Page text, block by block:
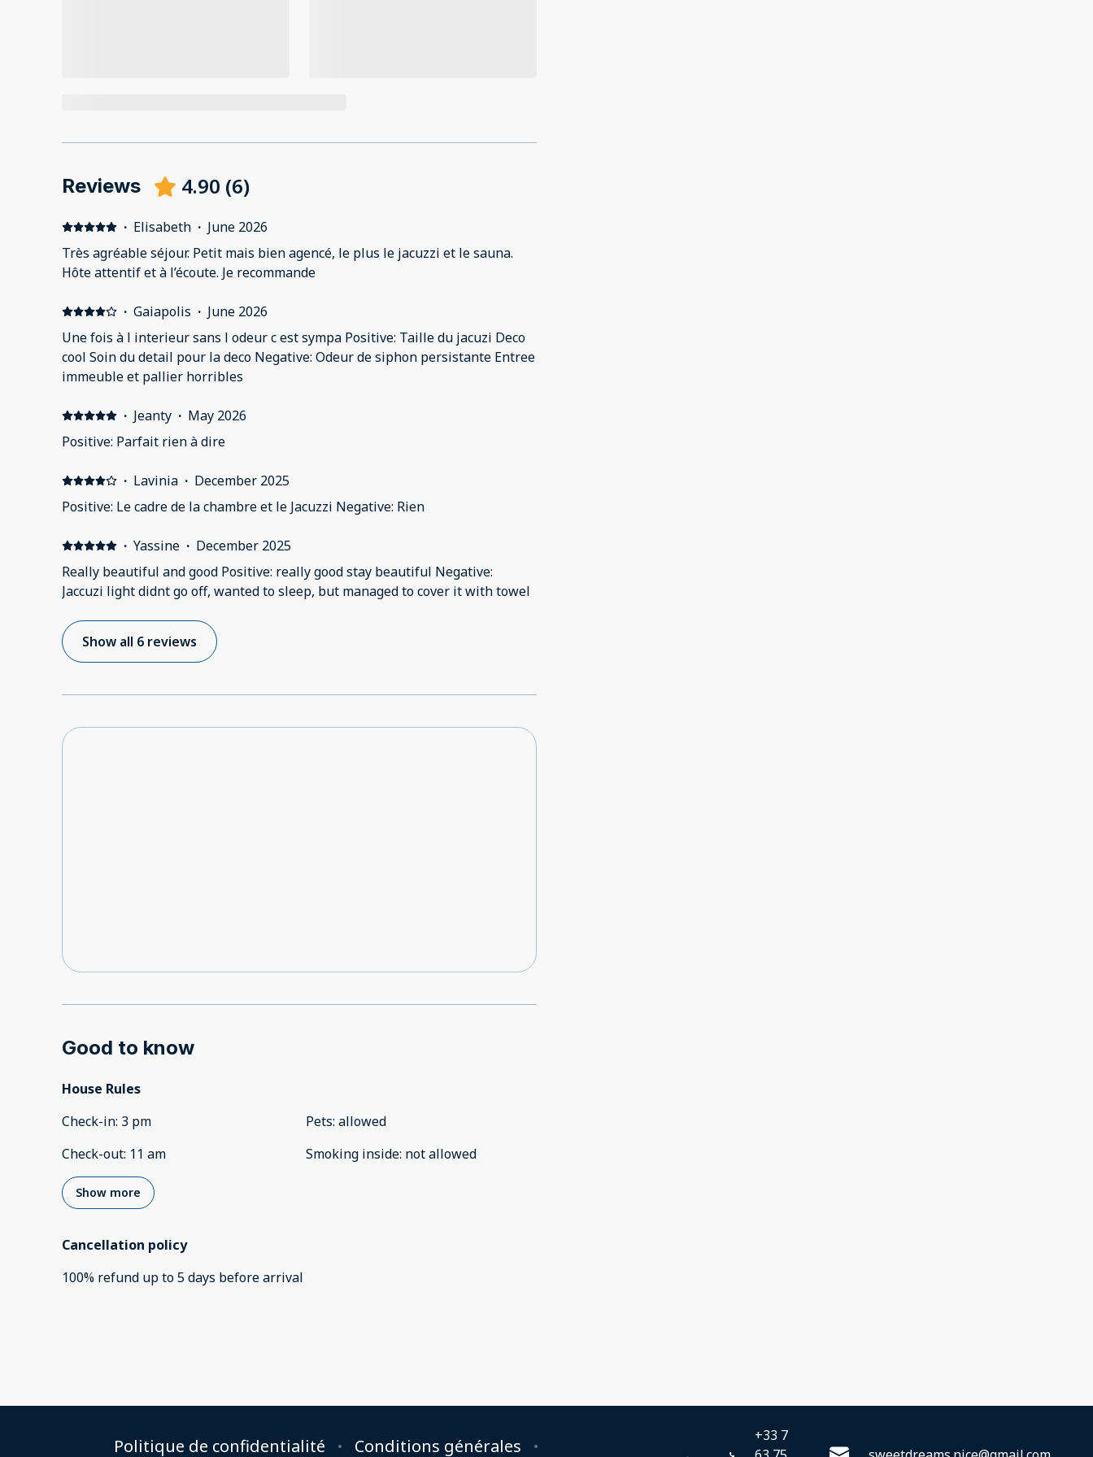
Reviews 4.90 (6)
· Elisabeth · June 2026
Très agréable séjour. Petit mais bien agencé, le plus le jacuzzi et le sauna.
Hôte attentif et à l’écoute. Je recommande
· Gaiapolis · June 2026
Une fois à l interieur sans l odeur c est sympa Positive: Taille du jacuzi Deco
cool Soin du detail pour la deco Negative: Odeur de siphon persistante Entree
immeuble et pallier horribles
· Jeanty · May 2026
Positive: Parfait rien à dire
· Lavinia · December 2025
Positive: Le cadre de la chambre et le Jacuzzi Negative: Rien
· Yassine · December 2025
Really beautiful and good Positive: really good stay beautiful Negative:
Jaccuzi light didnt go off, wanted to sleep, but managed to cover it with towel
Show all 6 reviews
Good to know
House Rules
Check-in: 3 pm
Check-out: 11 am
Pets: allowed
Smoking inside: not allowed
Show more
Cancellation policy
100% refund up to5 days beforearrival
Politique de confidentialité Conditions générales
+33 7